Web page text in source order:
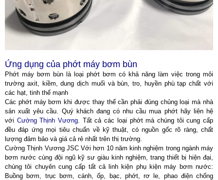
Ứng dụng của phớt máy bơm bùn
Phớt máy bơm bùn là loại phớt bơm có khả năng làm việc trong môi
trường axit, kiềm, dung dịch muối và bùn, tro, huyền phù tạp chất với
các hạt, tinh thể mạnh
Các phớt máy bơm khi được thay thế cần phải đúng chủng loại mà nhà
sản xuất yêu cầu. Quý khách đang có nhu cầu mua phớt hãy liên hệ
với Cường Thịnh Vương . Tất cả các loại phớt mà chúng tôi cung cấp
đều đáp ứng mọi tiêu chuẩn về kỹ thuật, có nguồn gốc rõ ràng, chất
lượng đảm bảo và giá cả rẻ nhất trên thị trường.
Cường Thịnh Vương JSCVới hơn 10 năm kinh nghiệm trong ngành máy
bơm nước cùng đội ngũ kỹ sư giàu kinh nghiệm, trang thiết bị hiện đại,
chúng tôi chuyên cung cấp tất cả linh kiện phụ kiện máy bơm nước:
Buồng bơm, trục bơm, cánh, ốp, bạc, phớt, rơ le, phao điện chống